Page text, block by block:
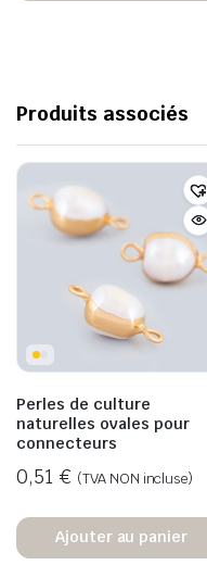
Produits associés
Perles de culture
naturelles ovales pour
connecteurs
0,51 € (TVA NON incluse)
Ajouter au panier